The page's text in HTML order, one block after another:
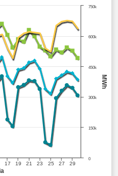
MWh
19 25
17 21 23 27 29
0
150k
300k
450k
600k
750k